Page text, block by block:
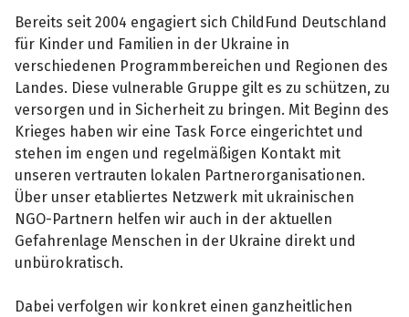
Bereits seit 2004 engagiert sich ChildFund Deutschland
für Kinder und Familien in der Ukraine in
verschiedenen Programmbereichen und Regionen des
Landes. Diese vulnerable Gruppe gilt es zu schützen, zu
versorgen und in Sicherheit zu bringen. Mit Beginn des
Krieges haben wir eine Task Force eingerichtet und
stehen im engen und regelmäßigen Kontakt mit
unseren vertrauten lokalen Partnerorganisationen.
Über unser etabliertes Netzwerk mit ukrainischen
NGO-Partnern helfen wir auch in der aktuellen
Gefahrenlage Menschen in der Ukraine direkt und
unbürokratisch.
Dabei verfolgen wir konkret einen ganzheitlichen